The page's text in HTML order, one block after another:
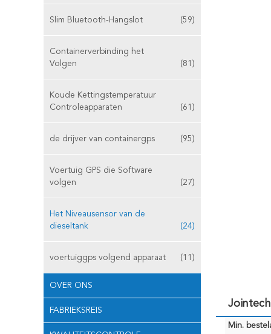
Slim Bluetooth-Hangslot (59)
Containerverbinding het
Volgen
(81)
Koude Kettingstemperatuur
Controleapparaten
(61)
de drijver van containergps (95)
Voertuig GPS die Software
volgen
(27)
Het Niveausensor van de
dieseltank
(24)
voertuiggps volgend apparaat (11)
OVER ONS
FABRIEKSREIS
Min.